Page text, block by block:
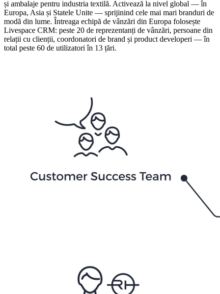
și ambalaje pentru industria textilă. Activează la nivel global — în
Europa, Asia și Statele Unite — sprijinind cele mai mari branduri de
modă din lume. Întreaga echipă de vânzări din Europa folosește
Livespace CRM: peste 20 de reprezentanți de vânzări, persoane din
relații cu clienții, coordonatori de brand și product developeri — în
total peste 60 de utilizatori în 13 țări.